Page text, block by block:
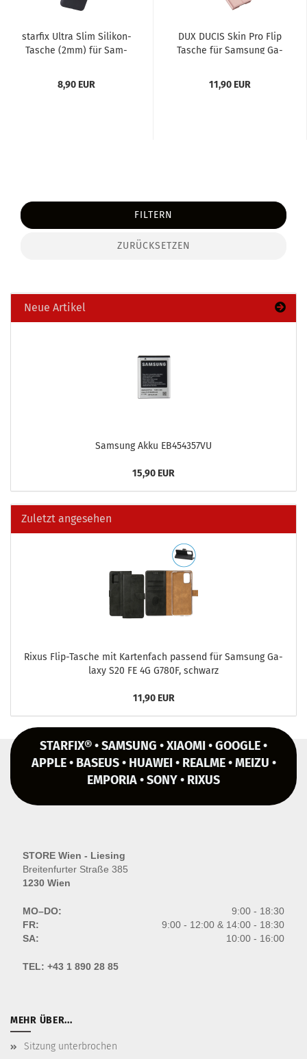
star­fix Ultra Slim Silikon-​​
Ta­sche (2mm) für Sam­
8,90 EUR
DUX DUCIS Skin Pro Flip
Ta­sche für Sam­sung Ga­
11,90 EUR
FILTERN
ZURÜCKSETZEN
Neue Artikel
Sam­sung Akku EB454357VU
15,90 EUR
Zuletzt angesehen
Rixus Flip-​Tasche mit Kar­ten­fach pas­send für Sam­sung Ga­
la­xy S20 FE 4G G780F, schwarz
11,90 EUR
STARFIX® • SAMSUNG • XIAOMI • GOOGLE •
APPLE • BASEUS • HUAWEI • REALME • MEIZU •
EMPORIA • SONY • RIXUS
STORE Wien - Liesing
Breitenfurter Straße 385
1230 Wien
MO–DO:
9:00 - 18:30
FR:
9:00 - 12:00 & 14:00 - 18:30
SA:
10:00 - 16:00
TEL: +43 1 890 28 85
MEHR ÜBER...
Sitzung unterbrochen